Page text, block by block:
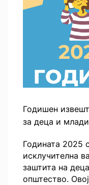
Годишен
за деца и
Годината 2025
исклучителна
заштита на
општество.